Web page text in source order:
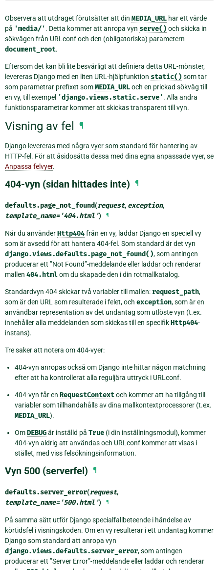
Observera att utdraget förutsätter att din MEDIA_URL har ett värde
på 'media/'. Detta kommer att anropa vyn serve() och skicka in
sökvägen från URLconf och den (obligatoriska) parametern
document_root.
Eftersom det kan bli lite besvärligt att definiera detta URL-mönster,
levereras Django med en liten URL-hjälpfunktion static() som tar
som parametrar prefixet somMEDIA_URLoch en prickad sökväg till
en vy, till exempel 'django.views.static.serve'. Alla andra
funktionsparametrar kommer att skickas transparent till vyn.
Visning av fel ¶
Django levereras med några vyer som standard för hantering av
HTTP-fel. För att åsidosätta dessa med dina egna anpassade vyer, se
Anpassa felvyer.
404-vyn (sidan hittades inte) ¶
defaults.page_not_found(request, exception,
template_name='404.html') ¶
När du använderHttp404från en vy, laddar Django en speciell vy
som är avsedd för att hantera 404-fel. Som standard är det vyn
django.views.defaults.page_not_found(), som antingen
producerar ett ”Not Found”-meddelande eller laddar och renderar
mallen 404.htmlom du skapade den i din rotmallkatalog.
Standardvyn 404 skickar två variabler till mallen: request_path,
som är den URL som resulterade i felet, och exception, som är en
användbar representation av det undantag som utlöste vyn (t.ex.
innehåller alla meddelanden som skickas till en specifikHttp404-
instans).
Tre saker att notera om 404-vyer:
404-vyn anropas också om Django inte hittar någon matchning
efter att ha kontrollerat alla reguljära uttryck i URLconf.
404-vyn får en RequestContextoch kommer att ha tillgång till
variabler som tillhandahålls av dina mallkontextprocessorer (t.ex.
MEDIA_URL).
OmDEBUGär inställd på True (i din inställningsmodul), kommer
404-vyn aldrig att användas och URLconf kommer att visas i
stället, med viss felsökningsinformation.
Vyn 500 (serverfel) ¶
defaults.server_error(request,
template_name='500.html') ¶
På samma sätt utför Django specialfallbeteende i händelse av
körtidsfel i visningskoden. Om en vy resulterar i ett undantag kommer
Django som standard att anropa vyn
django.views.defaults.server_error, som antingen
producerar ett ”Server Error”-meddelande eller laddar och renderar